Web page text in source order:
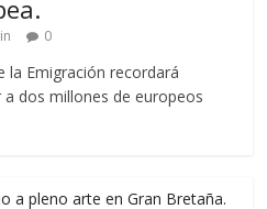
0
la Emigración recordará
dos millones de europeos
a pleno arte en Gran Bretaña.